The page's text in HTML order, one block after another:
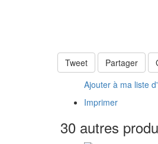
Tweet
Partager
Ajouter à ma liste
Imprimer
30 autres